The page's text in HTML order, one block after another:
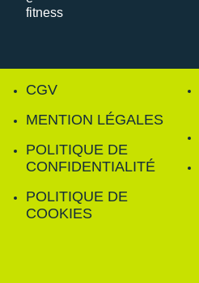
CGV
MENTION LÉGALES
POLITIQUE DE
CONFIDENTIALITÉ
POLITIQUE DE
COOKIES